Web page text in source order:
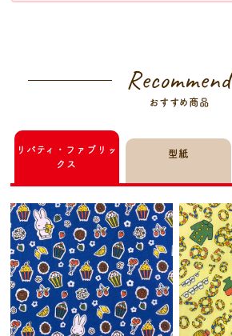
Recommend
おすすめ商品
リバティ・ファブリッ
クス
型紙